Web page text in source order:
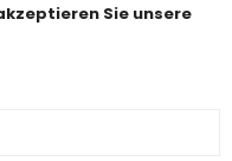
Sie unsere